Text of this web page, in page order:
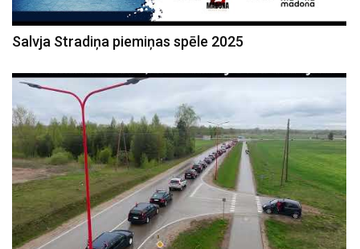
Salvja Stradiņa piemiņas spēle 2025